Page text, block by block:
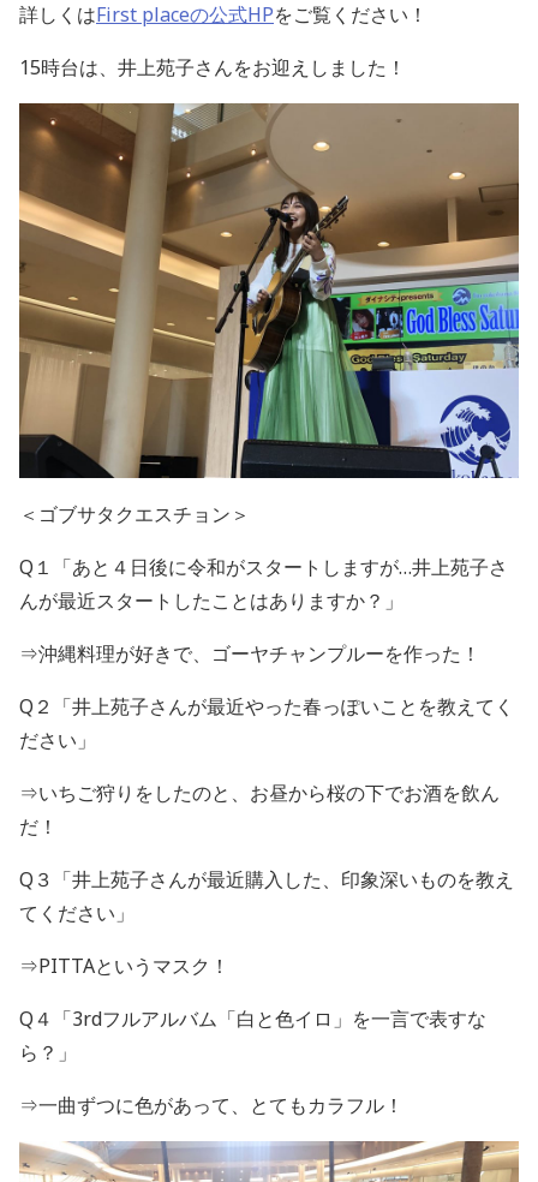
詳しくはFirst placeの公式HPをご覧ください！
15時台は、井上苑子さんをお迎えしました！
＜ゴブサタクエスチョン＞
Q１「あと４日後に令和がスタートしますが…井上苑子さ
んが最近スタートしたことはありますか？」
⇒沖縄料理が好きで、ゴーヤチャンプルーを作った！
Q２「井上苑子さんが最近やった春っぽいことを教えてく
ださい」
⇒いちご狩りをしたのと、お昼から桜の下でお酒を飲ん
だ！
Q３「井上苑子さんが最近購入した、印象深いものを教え
てください」
⇒PITTAというマスク！
Q４「3rdフルアルバム「白と色イロ」を一言で表すな
ら？」
⇒一曲ずつに色があって、とてもカラフル！